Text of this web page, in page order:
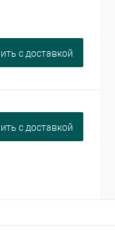
c доставкой
c доставкой